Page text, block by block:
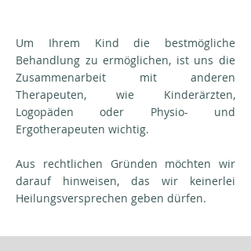
Um Ihrem Kind die bestmögliche
Behandlung zu ermöglichen, ist uns die
Zusammenarbeit mit anderen
Therapeuten, wie Kinderärzten,
Logopäden oder Physio- und
Ergotherapeuten wichtig.
Aus rechtlichen Gründen möchten wir
darauf hinweisen, das wir keinerlei
Heilungsversprechen geben dürfen.